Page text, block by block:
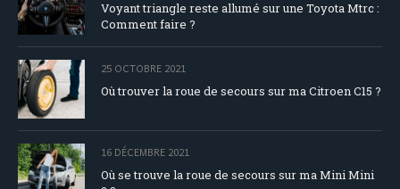
Voyant triangle reste allumé sur une Toyota Mtrc :
Comment faire ?
25 OCTOBRE 2021
Où trouver la roue de secours sur ma Citroen C15 ?
16 DÉCEMBRE 2021
Où se trouve la roue de secours sur ma Mini Mini